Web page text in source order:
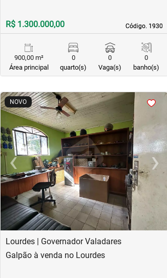
Código. 1930
Código. 1930
R$ 1.300.000,00
900,00 m²
Área principal
0
quarto(s)
0
Vaga(s)
0
banho(s)
NOVO
<<<<
‹Previous ›Next
Lourdes | Governador Valadares
Galpão à venda no Lourdes